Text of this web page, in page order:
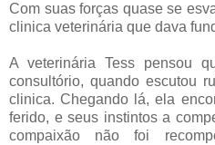
Com suas forças quase se
clinica veterinária que dava
A veterinária Tess pensou
consultório, quando escutou
clinica. Chegando lá, ela
ferido, e seus instintos a
compaixão não foi